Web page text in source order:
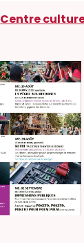
Centre